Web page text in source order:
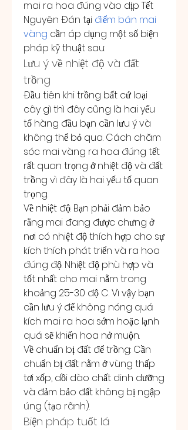
mai ra hoa đúng vào dịp Tết
Nguyên Đán tại điểm bán mai
vàng cần áp dụng một số biện
pháp kỹ thuật sau:
Lưu ý về nhiệt độ và đất
trồng
Đầu tiên khi trồng bất cứ loại
cây gì thì đây cũng là hai yếu
tố hàng đầu bạn cần lưu ý và
không thể bỏ qua. Cách chăm
sóc mai vàng ra hoa đúng tết
rất quan trọng ở nhiệt độ và đất
trồng vì đây là hai yếu tố quan
trọng.
Về nhiệt độ: Bạn phải đảm bảo
rằng mai đang được chưng ở
nơi có nhiệt độ thích hợp cho sự
kích thích phát triển và ra hoa
đúng độ. Nhiệt độ phù hợp và
tốt nhất cho mai nằm trong
khoảng 25-30 độ C. Vì vậy bạn
cần lưu ý để không nóng quá
kích mai ra hoa sớm hoặc lạnh
quá sẽ khiến hoa nở muộn.
Về chuẩn bị đất để trồng: Cần
chuẩn bị đất nằm ở vùng thấp
tơi xốp, dồi dào chất dinh dưỡng
và đảm bảo đất không bị ngập
úng (tạo rãnh).
Biện pháp tuốt lá